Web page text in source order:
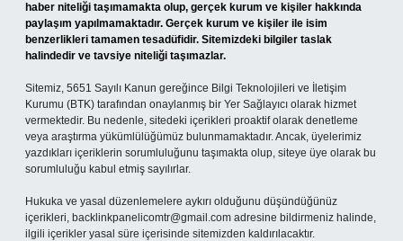
haber niteliği taşımamakta olup, gerçek kurum ve kişiler hakkında
paylaşım yapılmamaktadır. Gerçek kurum ve kişiler ile isim
benzerlikleri tamamen tesadüfidir. Sitemizdeki bilgiler taslak
halindedir ve tavsiye niteliği taşımazlar.
Sitemiz, 5651 Sayılı Kanun gereğince Bilgi Teknolojileri ve İletişim
Kurumu (BTK) tarafından onaylanmış bir Yer Sağlayıcı olarak hizmet
vermektedir. Bu nedenle, sitedeki içerikleri proaktif olarak denetleme
veya araştırma yükümlülüğümüz bulunmamaktadır. Ancak, üyelerimiz
yazdıkları içeriklerin sorumluluğunu taşımakta olup, siteye üye olarak bu
sorumluluğu kabul etmiş sayılırlar.
Hukuka ve yasal düzenlemelere aykırı olduğunu düşündüğünüz
içerikleri, backlinkpanelicomtr@gmail.com adresine bildirmeniz halinde,
ilgili içerikler yasal süre içerisinde sitemizden kaldırılacaktır.